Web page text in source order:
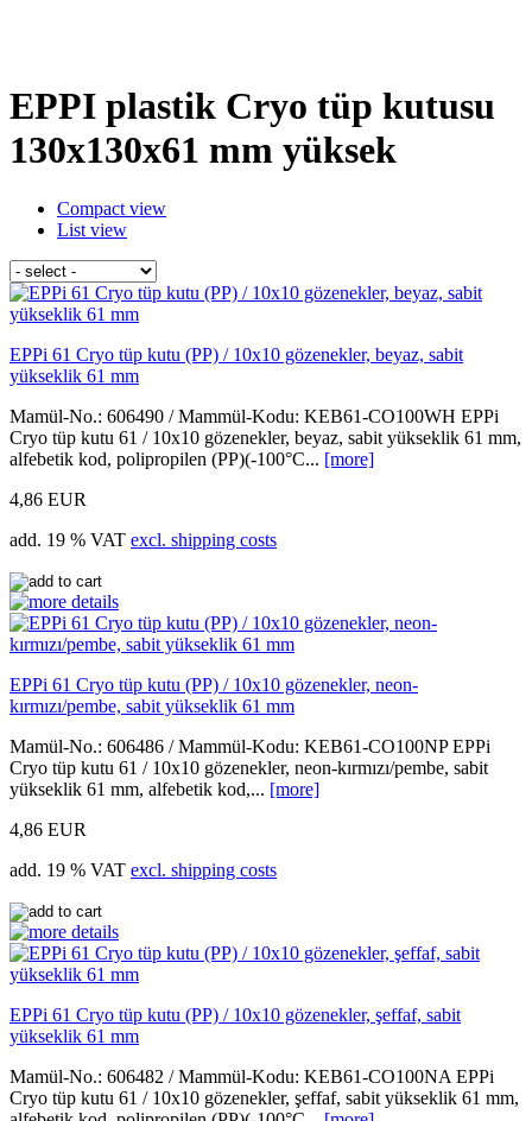
EPPI plastik Cryo tüp kutusu
130x130x61 mm yüksek
Compact view
List view
EPPi 61 Cryo tüp kutu (PP) / 10x10 gözenekler, beyaz, sabit
yükseklik 61 mm
Mamül-No.: 606490 / Mammül-Kodu: KEB61-CO100WH EPPi
Cryo tüp kutu 61 / 10x10 gözenekler, beyaz, sabit yükseklik 61 mm,
alfebetik kod, polipropilen (PP)(-100°C... [more]
4,86 EUR
add. 19 % VAT excl. shipping costs
EPPi 61 Cryo tüp kutu (PP) / 10x10 gözenekler, neon-
kırmızı/pembe, sabit yükseklik 61 mm
Mamül-No.: 606486 / Mammül-Kodu: KEB61-CO100NP EPPi
Cryo tüp kutu 61 / 10x10 gözenekler, neon-kırmızı/pembe, sabit
yükseklik 61 mm, alfebetik kod,... [more]
4,86 EUR
add. 19 % VAT excl. shipping costs
EPPi 61 Cryo tüp kutu (PP) / 10x10 gözenekler, şeffaf, sabit
yükseklik 61 mm
Mamül-No.: 606482 / Mammül-Kodu: KEB61-CO100NA EPPi
Cryo tüp kutu 61 / 10x10 gözenekler, şeffaf, sabit yükseklik 61 mm,